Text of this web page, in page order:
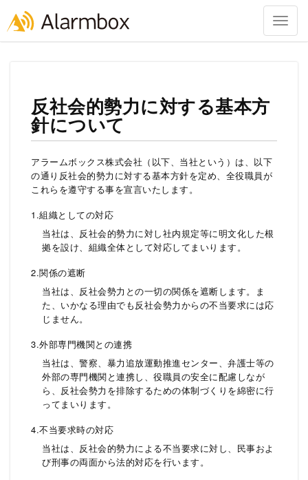
反社会的勢力に対する基本方
針について
アラームボックス株式会社（以下、当社という）は、以下
の通り反社会的勢力に対する基本方針を定め、全役職員が
これらを遵守する事を宣言いたします。
1.組織としての対応
当社は、反社会的勢力に対し社内規定等に明文化した根
拠を設け、組織全体として対応してまいります。
2.関係の遮断
当社は、反社会勢力との一切の関係を遮断します。ま
た、いかなる理由でも反社会勢力からの不当要求には応
じません。
3.外部専門機関との連携
当社は、警察、暴力追放運動推進センター、弁護士等の
外部の専門機関と連携し、役職員の安全に配慮しなが
ら、反社会勢力を排除するための体制づくりを綿密に行
ってまいります。
4.不当要求時の対応
当社は、反社会的勢力による不当要求に対し、民事およ
び刑事の両面から法的対応を行います。